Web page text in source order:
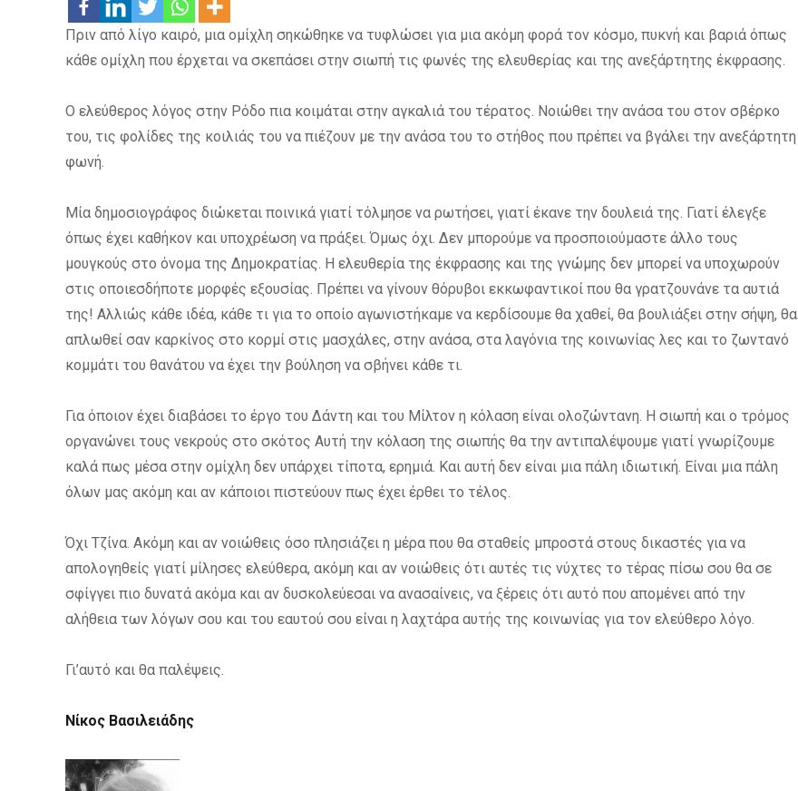
Πριν από λίγο καιρό, μια ομίχλη σηκώθηκε να τυφλώσει για μια ακόμη φορά τον κόσμο, πυκνή και βαριά όπως
κάθε ομίχλη που έρχεται να σκεπάσει στην σιωπή τις φωνές της ελευθερίας και της ανεξάρτητης έκφρασης.
Ο ελεύθερος λόγος στην Ρόδο πια κοιμάται στην αγκαλιά του τέρατος. Νοιώθει την ανάσα του στον σβέρκο
του, τις φολίδες της κοιλιάς του να πιέζουν με την ανάσα του το στήθος που πρέπει να βγάλει την ανεξάρτητη
φωνή.
Μία δημοσιογράφος διώκεται ποινικά γιατί τόλμησε να ρωτήσει, γιατί έκανε την δουλειά της. Γιατί έλεγξε
όπως έχει καθήκον και υποχρέωση να πράξει. Όμως όχι. Δεν μπορούμε να προσποιούμαστε άλλο τους
μουγκούς στο όνομα της Δημοκρατίας. Η ελευθερία της έκφρασης και της γνώμης δεν μπορεί να υποχωρούν
στις οποιεσδήποτε μορφές εξουσίας. Πρέπει να γίνουν θόρυβοι εκκωφαντικοί που θα γρατζουνάνε τα αυτιά
της! Αλλιώς κάθε ιδέα, κάθε τι για το οποίο αγωνιστήκαμε να κερδίσουμε θα χαθεί, θα βουλιάξει στην σήψη, θα
απλωθεί σαν καρκίνος στο κορμί στις μασχάλες, στην ανάσα, στα λαγόνια της κοινωνίας λες και το ζωντανό
κομμάτι του θανάτου να έχει την βούληση να σβήνει κάθε τι.
Για όποιον έχει διαβάσει το έργο του Δάντη και του Μίλτον η κόλαση είναι ολοζώντανη. Η σιωπή και ο τρόμος
οργανώνει τους νεκρούς στο σκότος Αυτή την κόλαση της σιωπής θα την αντιπαλέψουμε γιατί γνωρίζουμε
καλά πως μέσα στην ομίχλη δεν υπάρχει τίποτα, ερημιά. Και αυτή δεν είναι μια πάλη ιδιωτική. Είναι μια πάλη
όλων μας ακόμη και αν κάποιοι πιστεύουν πως έχει έρθει το τέλος.
Όχι Τζίνα. Ακόμη και αν νοιώθεις όσο πλησιάζει η μέρα που θα σταθείς μπροστά στους δικαστές για να
απολογηθείς γιατί μίλησες ελεύθερα, ακόμη και αν νοιώθεις ότι αυτές τις νύχτες το τέρας πίσω σου θα σε
σφίγγει πιο δυνατά ακόμα και αν δυσκολεύεσαι να ανασαίνεις, να ξέρεις ότι αυτό που απομένει από την
αλήθεια των λόγων σου και του εαυτού σου είναι η λαχτάρα αυτής της κοινωνίας για τον ελεύθερο λόγο.
Γι’αυτό και θα παλέψεις.
Νίκος Βασιλειάδης